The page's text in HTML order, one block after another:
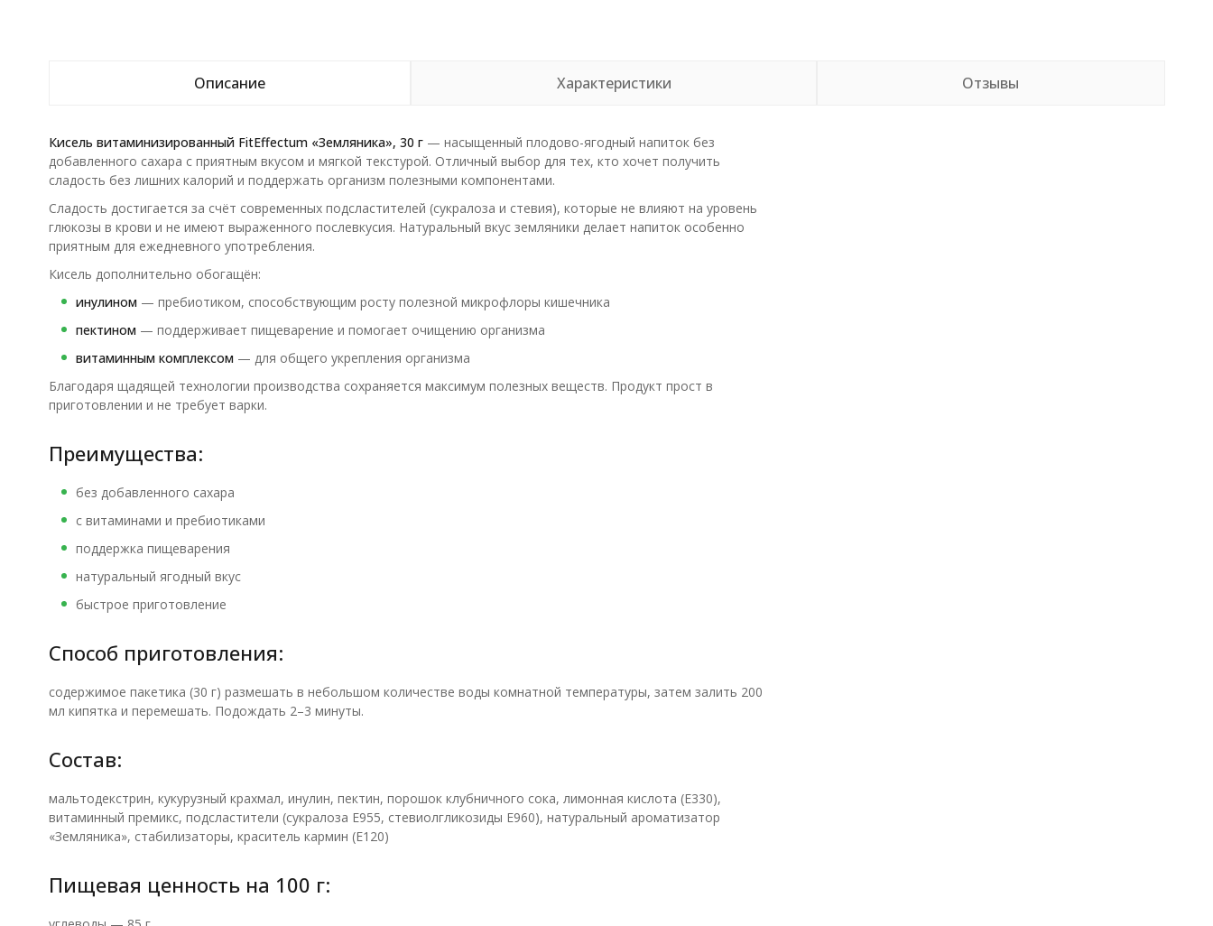
Описание Характеристики Отзывы
Кисель витаминизированный FitEffectum «Земляника», 30 г— насыщенный плодово-ягодный напиток без
добавленного сахара с приятным вкусом и мягкой текстурой. Отличный выбор для тех, кто хочет получить
сладость без лишних калорий и поддержать организм полезными компонентами.
Сладость достигается за счёт современных подсластителей (сукралоза и стевия), которые не влияют на уровень
глюкозы в крови и не имеют выраженного послевкусия. Натуральный вкус земляники делает напиток особенно
приятным для ежедневного употребления.
Кисель дополнительно обогащён:
инулином— пребиотиком, способствующим росту полезной микрофлоры кишечника
пектином— поддерживает пищеварение и помогает очищению организма
витаминным комплексом— для общего укрепления организма
Благодаря щадящей технологии производства сохраняется максимум полезных веществ. Продукт прост в
приготовлении и не требует варки.
Преимущества:
без добавленного сахара
с витаминами и пребиотиками
поддержка пищеварения
натуральный ягодный вкус
быстрое приготовление
Способ приготовления:
содержимое пакетика (30 г) размешать в небольшом количестве воды комнатной температуры, затем залить 200
мл кипятка и перемешать. Подождать 2–3 минуты.
Состав:
мальтодекстрин, кукурузный крахмал, инулин, пектин, порошок клубничного сока, лимонная кислота (E330),
витаминный премикс, подсластители (сукралоза E955, стевиолгликозиды E960), натуральный ароматизатор
«Земляника», стабилизаторы, краситель кармин (E120)
Пищевая ценность на 100 г: